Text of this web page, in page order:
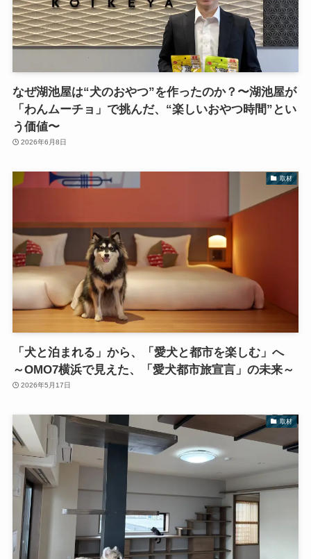
なぜ湖池屋は“犬のおやつ”を作ったのか？〜湖池屋が
「わんムーチョ」で挑んだ、“楽しいおやつ時間”とい
う価値〜
2026年6月8日
取材
「犬と泊まれる」から、「愛犬と都市を楽しむ」へ
～OMO7横浜で見えた、「愛犬都市旅宣言」の未来～
2026年5月17日
取材